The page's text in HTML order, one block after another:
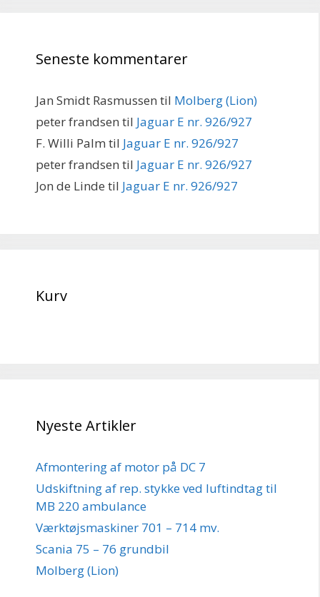
Seneste kommentarer
Jan Smidt Rasmussen til Molberg (Lion)
peter frandsen til Jaguar E nr. 926/927
F. Willi Palm til Jaguar E nr. 926/927
peter frandsen til Jaguar E nr. 926/927
Jon de Linde til Jaguar E nr. 926/927
Kurv
Nyeste Artikler
Afmontering af motor på DC 7
Udskiftning af rep. stykke ved luftindtag til
MB 220 ambulance
Værktøjsmaskiner 701 – 714 mv.
Scania 75 – 76 grundbil
Molberg (Lion)